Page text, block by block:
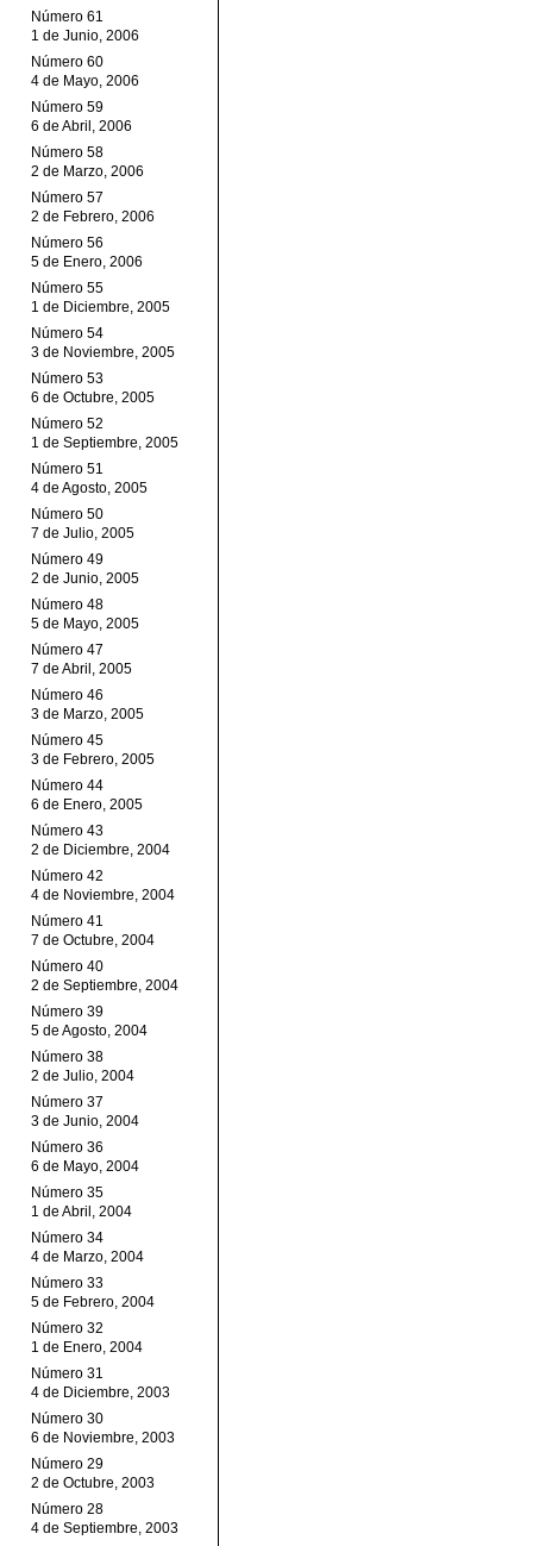
Número 61
1 de Junio, 2006
Número 60
4 de Mayo, 2006
Número 59
6 de Abril, 2006
Número 58
2 de Marzo, 2006
Número 57
2 de Febrero, 2006
Número 56
5 de Enero, 2006
Número 55
1 de Diciembre, 2005
Número 54
3 de Noviembre, 2005
Número 53
6 de Octubre, 2005
Número 52
1 de Septiembre, 2005
Número 51
4 de Agosto, 2005
Número 50
7 de Julio, 2005
Número 49
2 de Junio, 2005
Número 48
5 de Mayo, 2005
Número 47
7 de Abril, 2005
Número 46
3 de Marzo, 2005
Número 45
3 de Febrero, 2005
Número 44
6 de Enero, 2005
Número 43
2 de Diciembre, 2004
Número 42
4 de Noviembre, 2004
Número 41
7 de Octubre, 2004
Número 40
2 de Septiembre, 2004
Número 39
5 de Agosto, 2004
Número 38
2 de Julio, 2004
Número 37
3 de Junio, 2004
Número 36
6 de Mayo, 2004
Número 35
1 de Abril, 2004
Número 34
4 de Marzo, 2004
Número 33
5 de Febrero, 2004
Número 32
1 de Enero, 2004
Número 31
4 de Diciembre, 2003
Número 30
6 de Noviembre, 2003
Número 29
2 de Octubre, 2003
Número 28
4 de Septiembre, 2003